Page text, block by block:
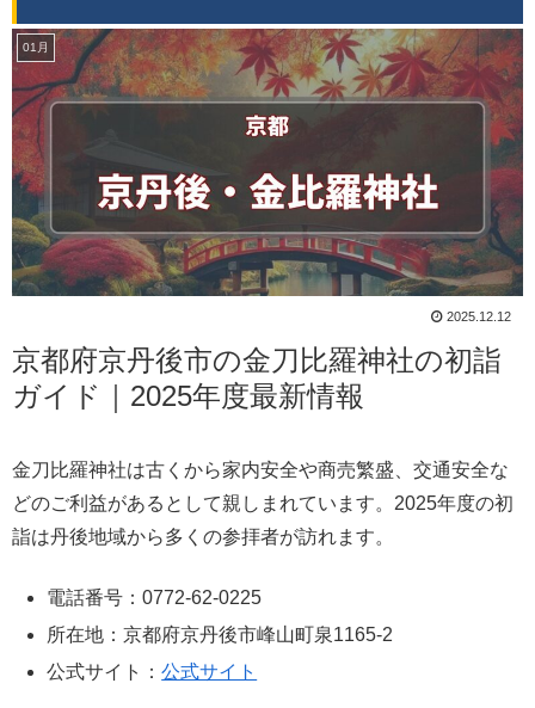
01月
2025.12.12
京都府京丹後市の金刀比羅神社の初詣
ガイド｜2025年度最新情報
金刀比羅神社は古くから家内安全や商売繁盛、交通安全な
どのご利益があるとして親しまれています。2025年度の初
詣は丹後地域から多くの参拝者が訪れます。
電話番号：0772-62-0225
所在地：京都府京丹後市峰山町泉1165-2
公式サイト：公式サイト